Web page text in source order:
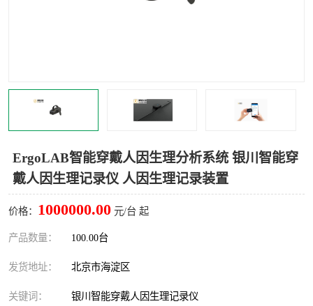
ErgoLAB智能穿戴人因生理分析系统 银川智能穿
戴人因生理记录仪 人因生理记录装置
价格： 1000000.00 元/台 起
产品数量： 100.00台
发货地址： 北京市海淀区
关键词： 银川智能穿戴人因生理记录仪
车俩与驾驶模拟